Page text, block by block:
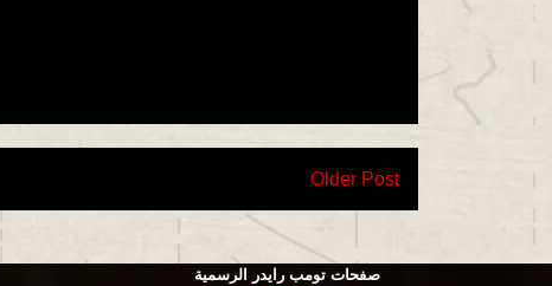
Older Post
صفحات تومب رايدر الرسمية